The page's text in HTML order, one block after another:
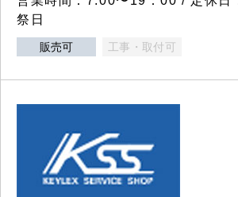
祭日
販売可 工事・取付可